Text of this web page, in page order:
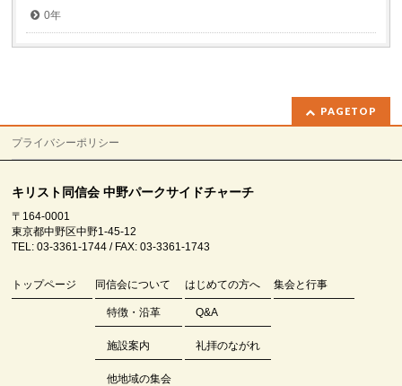
0年
PAGETOP
プライバシーポリシー
キリスト同信会 中野パークサイドチャーチ
〒164-0001
東京都中野区中野1-45-12
TEL: 03-3361-1744 / FAX: 03-3361-1743
トップページ 同信会について
特徴・沿革
施設案内
他地域の集会
はじめての方へ
Q&A
礼拝のながれ
集会と行事